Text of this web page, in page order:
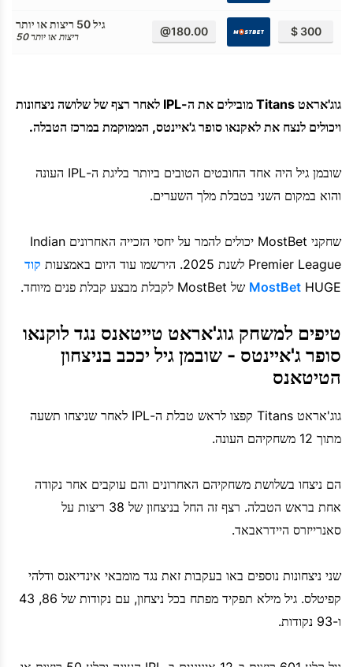
גיל 50 ריצות או יותר
50 ריצות או יותר @180.00 $ 300
גוג'אראט Titans מובילים את ה-IPL לאחר רצף של שלושה ניצחונות
ויכולים לנצח את לאקנאו סופר ג'איינטס, הממוקמת במרכז הטבלה.
שובמן גיל היה אחד החובטים הטובים ביותר בליגת ה-IPL העונה
והוא במקום השני בטבלת מלך השערים.
שחקני MostBet יכולים להמר על יחסי הזכייה האחרונים Indian
Premier League לשנת 2025. הירשמו עוד היום באמצעות
קוד
MostBet HUGE של MostBet לקבלת מבצע קבלת פנים מיוחד.
טיפים למשחק גוג'אראט טייטאנס נגד לוקנאו
סופר ג'איינטס - שובמן גיל יככב בניצחון
הטיטאנס
גוג'אראט Titans קפצו לראש טבלת ה-IPL לאחר שניצחו תשעה
מתוך 12 משחקיהם העונה.
הם ניצחו בשלושת משחקיהם האחרונים והם עוקבים אחר נקודה
אחת בראש הטבלה. רצף זה החל בניצחון של 38 ריצות על
סאנרייזרס היידראבאד.
שני ניצחונות נוספים באו בעקבות זאת נגד מומבאי אינדיאנס ודלהי
קפיטלס. גיל מילא תפקיד מפתח בכל ניצחון, עם נקודות של 86, 43
ו-93 נקודות.